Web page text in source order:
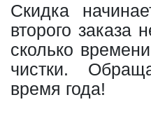
Скидка
второго заказа
сколько
чистки.
время года!